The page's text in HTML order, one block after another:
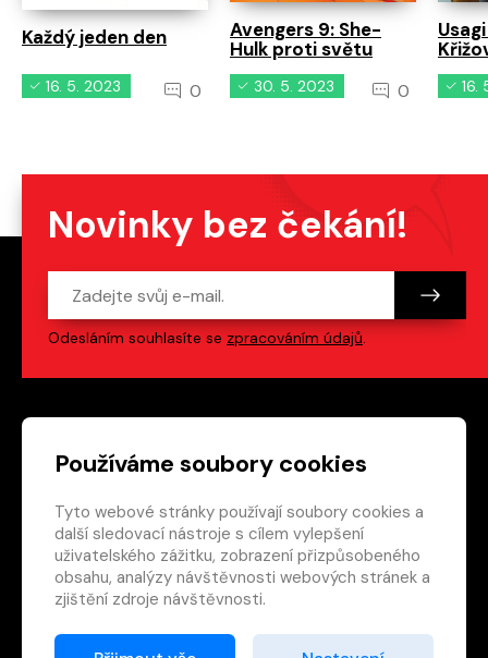
Používáme soubory cookies
Tyto webové stránky používají soubory cookies a
další sledovací nástroje s cílem vylepšení
uživatelského zážitku, zobrazení přizpůsobeného
obsahu, analýzy návštěvnosti webových stránek a
zjištění zdroje návštěvnosti.
Každý jeden den
16. 5. 2023 0
Avengers 9: She-
Hulk proti světu
30. 5. 2023 0 16.
Novinky bez čekání!
Odesláním souhlasíte se zpracováním údajů.
Patička webu Odkazy na sociální
Vedlejší navigace
redakce@crew.cz
Ochrana soukromí
Nastavení cookies
E-shop